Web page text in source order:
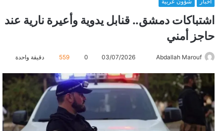
اشتباكات دمشق.. قنابل يدوية وأعيرة نارية عند
حاجز أمني
Abdallah Marouf
ل
03/07/2026
0
559 دقيقة واحدة